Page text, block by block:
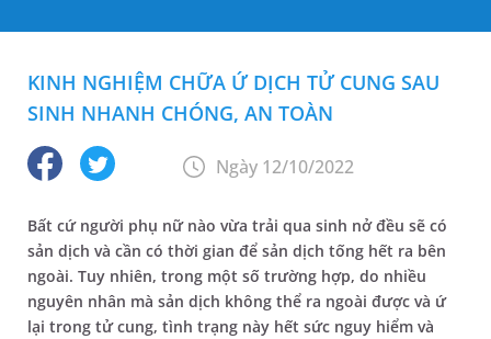
KINH NGHIỆM CHỮA Ứ DỊCH TỬ CUNG SAU
SINH NHANH CHÓNG, AN TOÀN
Ngày 12/10/2022
Bất cứ người phụ nữ nào vừa trải qua sinh nở đều sẽ có
sản dịch và cần có thời gian để sản dịch tống hết ra bên
ngoài. Tuy nhiên, trong một số trường hợp, do nhiều
nguyên nhân mà sản dịch không thể ra ngoài được và ứ
lại trong tử cung, tình trạng này hết sức nguy hiểm và